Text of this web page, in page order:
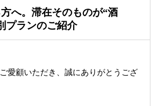
へ。滞在そのものが“酒
プランのご紹介
愛顧いただき、誠にありがとうござ